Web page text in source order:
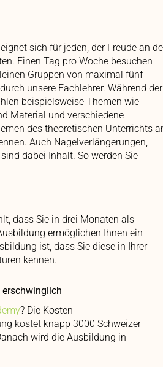
sich für jeden, der Freude an
Einen Tag pro Woche besuchen
Gruppen von maximal fünf
unsere Fachlehrer. Während der
beispielsweise Themen wie
Material und verschiedene
des theoretischen Unterrichts
Auch Nagelverlängerungen,
dabei Inhalt. So werden Sie
dass Sie in drei Monaten als
ermöglichen Ihnen ein
ist, dass Sie diese in Ihrer
kennen.
erschwinglich
? Die Kosten
kostet knapp 3000 Schweizer
wird die Ausbildung in